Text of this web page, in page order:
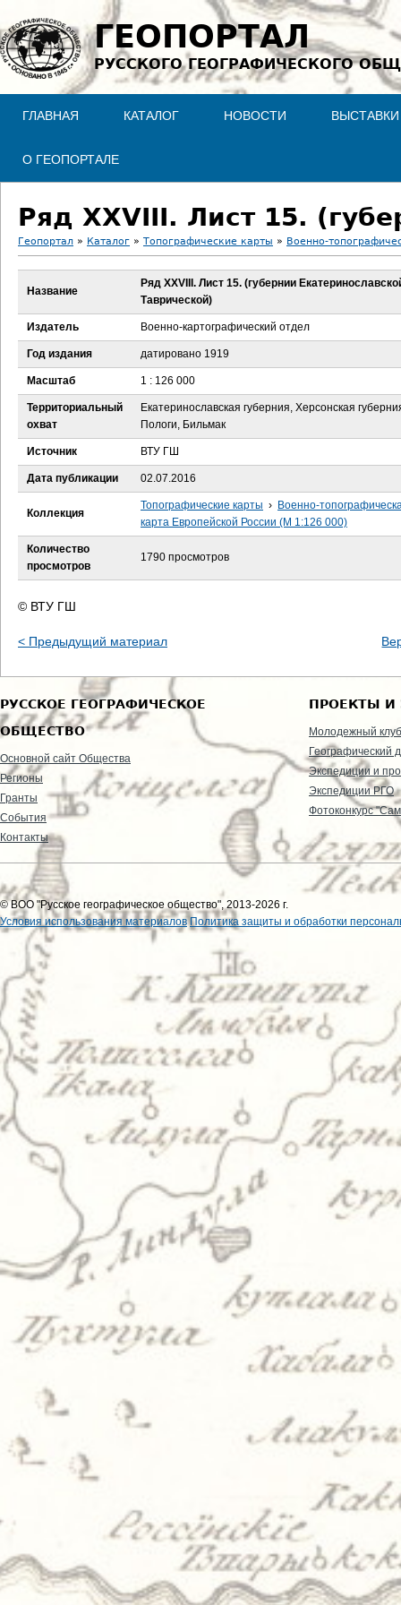
Jump to navigation
ГЕОПОРТАЛ
РУССКОГО ГЕОГРАФИЧЕСКОГО
ГЛАВНАЯ КАТАЛОГ НОВОСТИ ВЫСТАВКИ
О ГЕОПОРТАЛЕ
В
з
д
е
с
ь
Геопортал » Каталог » Топографические карты » Военно-
Название
Ряд XXVIII. Лист 15. (губернии
Таврической)
Издатель Военно-картографический отдел
Год издания датировано 1919
Масштаб 1 : 126 000
Территориальный
охват
Екатеринославская губерния, Херсонская
Пологи, Бильмак
Источник ВТУ ГШ
Дата публикации 02.07.2016
Коллекция
Топографические карты › Военно-
карта Европейской России (М 1:126 000)
Количество
просмотров
1790 просмотров
© ВТУ ГШ
< Предыдущий материал
РУССКОЕ ГЕОГРАФИЧЕСКОЕ
ОБЩЕСТВО
Основной сайт Общества
Регионы
Гранты
События
Контакты
ПРОЕКТЫ И
Молодежный клуб
Географический
Экспедиции и
Экспедиции РГО
Фотоконкурс
© ВОО "Русское географическое общество", 2013-2026 г.
Условия использования материалов Политика защиты и обработки